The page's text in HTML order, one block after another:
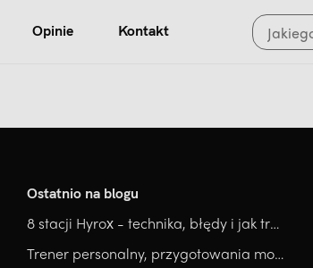
Opinie Kontakt
Ostatnio na blogu
8 stacji Hyrox - technika, błędy i jak trenować każdą z nich.
Trener personalny, przygotowania motorycznego, trener medyczny, który kierunek wybrać?